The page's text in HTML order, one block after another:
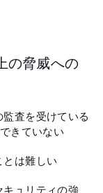
の脅威への
査を受けている
きていない
は難しい
ュリティの強